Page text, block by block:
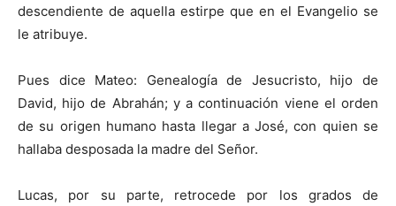
descendiente de aquella estirpe que en el Evangelio se
le atribuye.
Pues dice Mateo: Genealogía de Jesucristo, hijo de
David, hijo de Abrahán; y a continuación viene el orden
de su origen humano hasta llegar a José, con quien se
hallaba desposada la madre del Señor.
Lucas, por su parte, retrocede por los grados de